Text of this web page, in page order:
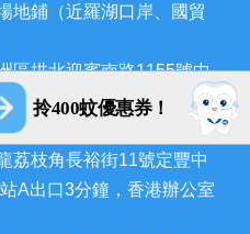
拎400蚊優惠券！
地鋪（近羅湖口岸、國貿
區拱北迎賓南路1155號中
口岸，迎賓百貨廣場對
荔枝角長裕街11號定豐中
A出口3分鐘，香港辦公室